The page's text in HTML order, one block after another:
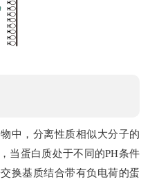
中，分离性质相似大分子的
当蛋白质处于不同的PH条件
换基质结合带有负电荷的蛋